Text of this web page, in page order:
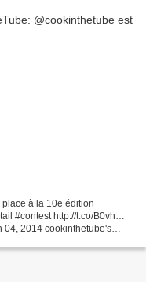
à la 10e édition
#contest http://t.co/B0vh…
04, 2014 cookinthetube's